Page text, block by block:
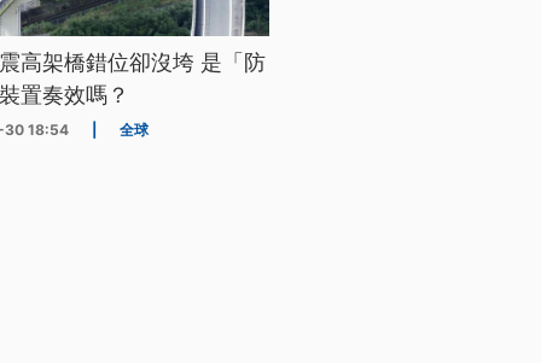
高架橋錯位卻沒垮 是「防
置奏效嗎？
18:54 全球